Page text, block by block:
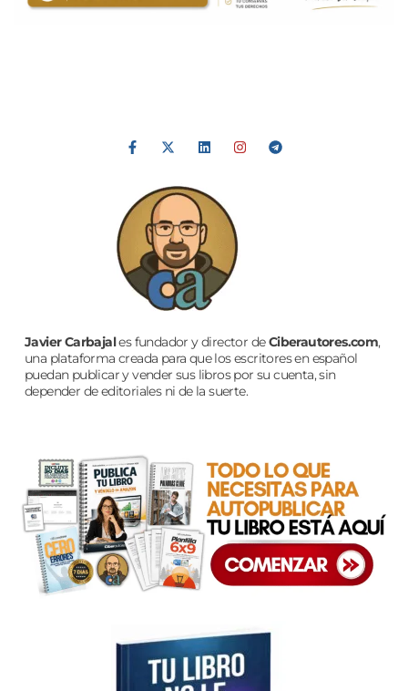
Javier Carbajales fundador y director deCiberautores.com,
una plataforma creada para que los escritores en español
puedan publicar y vender sus libros por su cuenta, sin
depender de editoriales ni de la suerte.